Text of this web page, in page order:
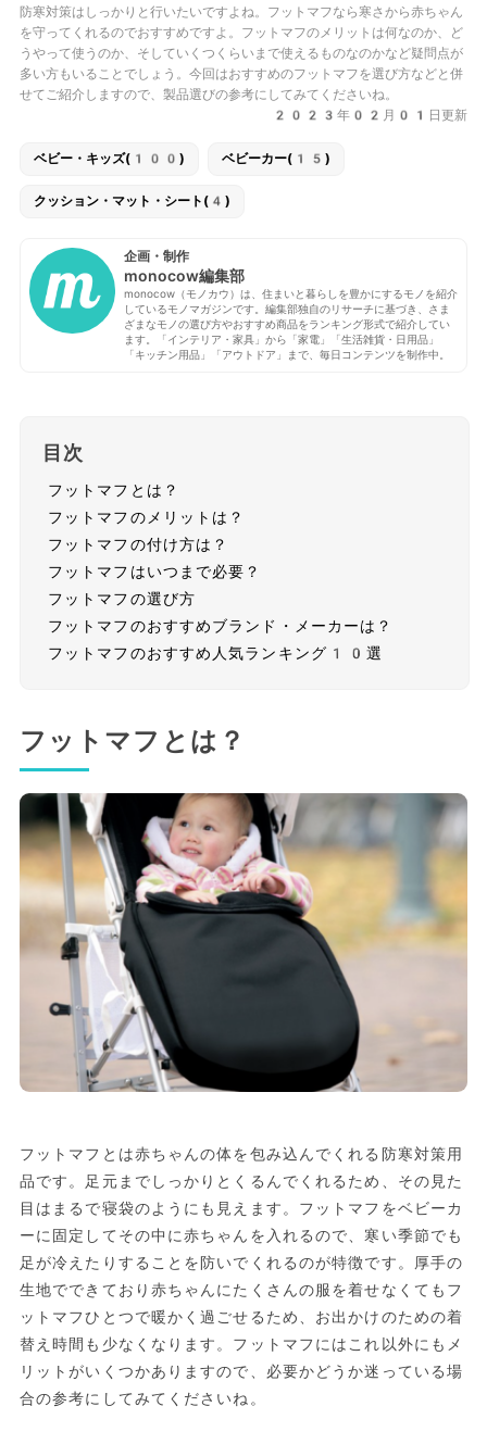
防寒対策はしっかりと行いたいですよね。フットマフなら寒さから赤ちゃん
を守ってくれるのでおすすめですよ。フットマフのメリットは何なのか、ど
うやって使うのか、そしていくつくらいまで使えるものなのかなど疑問点が
多い方もいることでしょう。今回はおすすめのフットマフを選び方などと併
せてご紹介しますので、製品選びの参考にしてみてくださいね。
2023年02月01日更新
ベビー・キッズ(100) ベビーカー(15)
クッション・マット・シート(4)
企画・制作
monocow編集部
monocow（モノカウ）は、住まいと暮らしを豊かにするモノを紹介
しているモノマガジンです。編集部独自のリサーチに基づき、さま
ざまなモノの選び方やおすすめ商品をランキング形式で紹介してい
ます。「インテリア・家具」から「家電」「生活雑貨・日用品」
「キッチン用品」「アウトドア」まで、毎日コンテンツを制作中。
目次
フットマフとは？
フットマフのメリットは？
フットマフの付け方は？
フットマフはいつまで必要？
フットマフの選び方
フットマフのおすすめブランド・メーカーは？
フットマフのおすすめ人気ランキング10選
フットマフとは？
フットマフとは赤ちゃんの体を包み込んでくれる防寒対策用
品です。足元までしっかりとくるんでくれるため、その見た
目はまるで寝袋のようにも見えます。フットマフをベビーカ
ーに固定してその中に赤ちゃんを入れるので、寒い季節でも
足が冷えたりすることを防いでくれるのが特徴です。厚手の
生地でできており赤ちゃんにたくさんの服を着せなくてもフ
ットマフひとつで暖かく過ごせるため、お出かけのための着
替え時間も少なくなります。フットマフにはこれ以外にもメ
リットがいくつかありますので、必要かどうか迷っている場
合の参考にしてみてくださいね。